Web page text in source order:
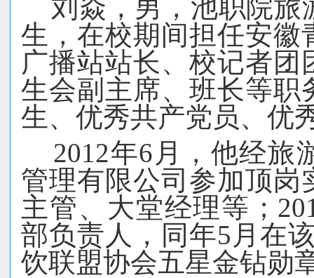
刘焱，男，池职院旅
生，在校期间担任安徽
广播站站长、校记者
生会副主席、班长等职
生、优秀共产党员、优
2012年6 月，他经旅
管理有限公司参加顶岗
主管、大堂经理等；
部负责人，同年5 月在
饮联盟协会五星金钻勋